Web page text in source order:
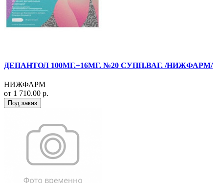
ДЕПАНТОЛ 100МГ.+16МГ. №20 СУПП.ВАГ. /НИЖФАРМ/
НИЖФАРМ
от 1 710.00 р.
Под заказ